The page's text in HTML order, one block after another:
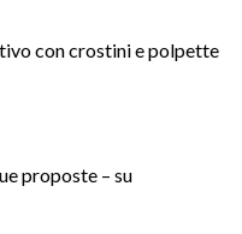
con crostini e polpette
proposte – su